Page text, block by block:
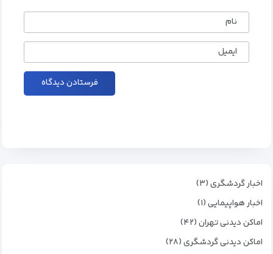
نام
ایمیل
اخبار گردشگری (۳)
اخبار هواپیمایی (۱)
اماکن دیدنی تهران (۴۲)
اماکن دیدنی گردشگری (۲۸)